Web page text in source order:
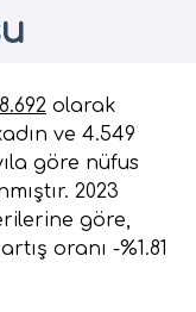
8.692 olarak
ve 4.549
göre nüfus
2023
göre,
oranı -%1.81